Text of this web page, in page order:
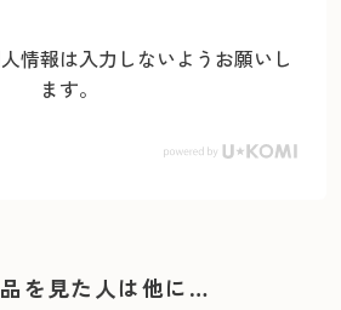
情報は入力しないようお願いし
ます。
を見た人は他に…